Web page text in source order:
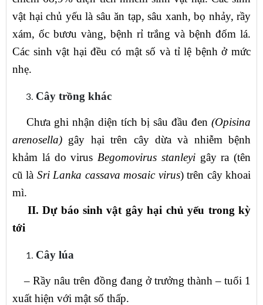
vật hại chủ yếu là sâu ăn tạp, sâu xanh, bọ nhảy, rầy
xám, ốc bươu vàng, bệnh rỉ trắng và bệnh đốm lá.
Các sinh vật hại đều có mật số và tỉ lệ bệnh ở mức
nhẹ.
Cây trồng khác
Chưa ghi nhận diện tích bị sâu đầu đen (Opisina
arenosella) gây hại trên cây dừa và nhiễm bệnh
khảm lá do virus Begomovirus stanleyigây ra (tên
cũ là Sri Lanka cassava mosaic virus) trên cây khoai
mì.
II. Dự báo sinh vật gây hại chủ yếu trong kỳ
tới
Cây lúa
– Rầy nâu trên đồng đang ở trưởng thành – tuổi 1
xuất hiện với mật số thấp.